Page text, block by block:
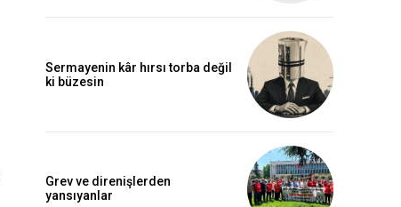
Sermayenin kâr hırsı torba değil
ki büzesin
Grev ve direnişlerden
yansıyanlar